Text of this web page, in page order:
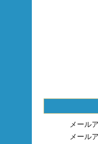
メール
メール